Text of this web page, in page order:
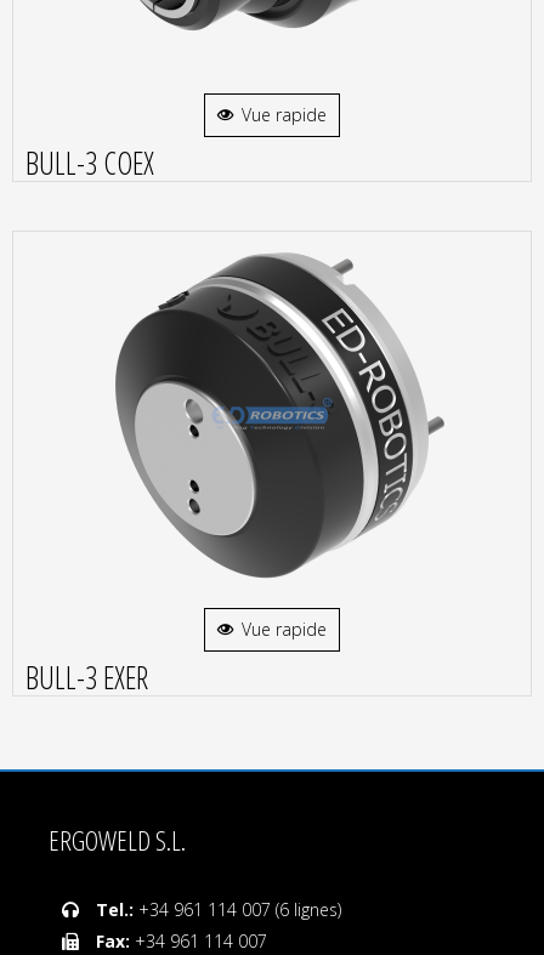
Vue rapide
BULL-3 COEX
Vue rapide
BULL-3 EXER
ERGOWELD S.L.
Tel.: +34 961 114 007 (6 lignes)
Fax: +34 961 114 007